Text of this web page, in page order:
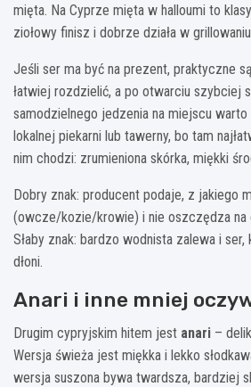
mięta. Na Cyprze mięta w halloumi to
ziołowy finisz i dobrze działa w
Jeśli ser ma być na prezent, praktyczne
łatwiej rozdzielić, a po otwarciu szybciej
samodzielnego jedzenia na miejscu
lokalnej piekarni lub tawerny, bo tam
nim chodzi: zrumieniona skórka, miękki
Dobry znak: producent podaje, z jakiego
(owcze/kozie/krowie) i nie oszczędza na
Słaby znak: bardzo wodnista zalewa i
dłoni.
Anari i inne mniej
Drugim cypryjskim hitem jest anari –
Wersja świeża jest miękka i lekko
wersja suszona bywa twardsza, bardziej